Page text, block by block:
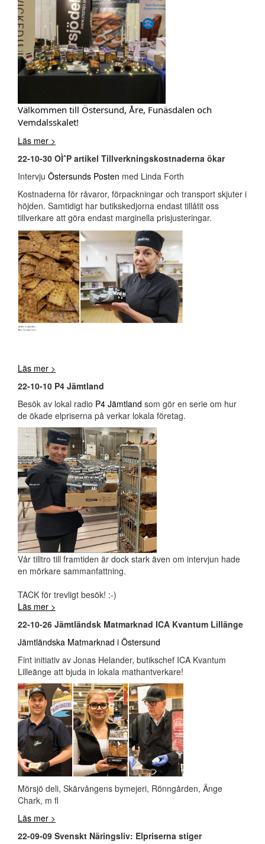
Välkommen till Östersund, Åre, Funäsdalen och
Vemdalsskalet!
Läs mer >
22-10-30 OÌˆP artikel Tillverkningskostnaderna ökar
Intervju Östersunds Posten med Linda Forth
Kostnaderna för råvaror, förpackningar och transport skjuter i
höjden. Samtidigt har butikskedjorna endast tillåtit oss
tillverkare att göra endast marginella prisjusteringar.
Läs mer >
22-10-10 P4 Jämtland
Besök av lokal radio P4 Jämtland som gör en serie om hur
de ökade elpriserna på verkar lokala företag.
Vår tilltro till framtiden är dock stark även om intervjun hade
en mörkare sammanfattning.
TACK för trevligt besök! :-)
Läs mer >
22-10-26 Jämtländsk Matmarknad ICA Kvantum Lillänge
Jämtländska Matmarknad i Östersund
Fint initiativ av Jonas Helander, butikschef ICA Kvantum
Lilleänge att bjuda in lokala mathantverkare!
Mörsjö deli, Skärvångens bymejeri, Rönngården, Änge
Chark, m fl
Läs mer >
22-09-09 Svenskt Näringsliv: Elpriserna stiger